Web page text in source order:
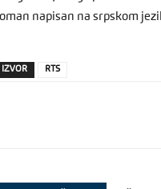
napisan na srpskom
IZVOR RTS